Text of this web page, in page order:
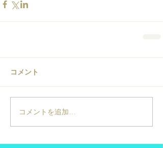
コメント
コメントを追加…